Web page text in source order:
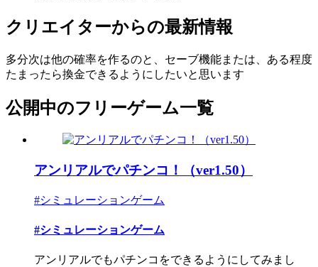
クリエイターからの最新情報
多分次は他の確率を作るのと、セーブ機能または、ある程度
たまったら換金できるようにしたいと思います
公開中のフリーゲーム一覧
アンリアルでパチンコ！（ver1.50）
#シミュレーションゲーム
#シミュレーションゲーム
アンリアルでもパチンコをできるようにしてみまし